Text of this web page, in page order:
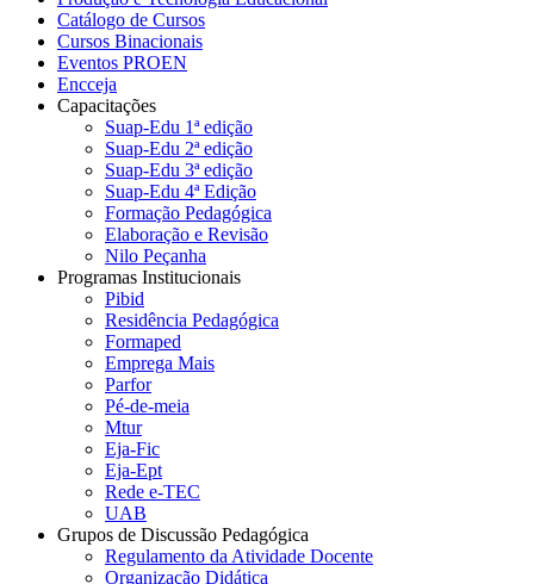
Catálogo de Cursos
Cursos Binacionais
Eventos PROEN
Encceja
Capacitações
Suap-Edu 1ª edição
Suap-Edu 2ª edição
Suap-Edu 3ª edição
Suap-Edu 4ª Edição
Formação Pedagógica
Elaboração e Revisão
Nilo Peçanha
Programas Institucionais
Pibid
Residência Pedagógica
Formaped
Emprega Mais
Parfor
Pé-de-meia
Mtur
Eja-Fic
Eja-Ept
Rede e-TEC
UAB
Grupos de Discussão Pedagógica
Regulamento da Atividade Docente
Organização Didática